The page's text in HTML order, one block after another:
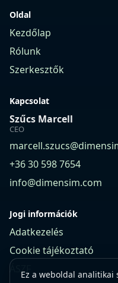
Ez a weboldal
Oldal
Kezdőlap
Rólunk
Szerkesztők
Kapcsolat
Szűcs Marcell
CEO
+36 30 598 7654
info@dimensim.com
Jogi információk
Adatkezelés
Cookie tájékoztató
ÁSZF